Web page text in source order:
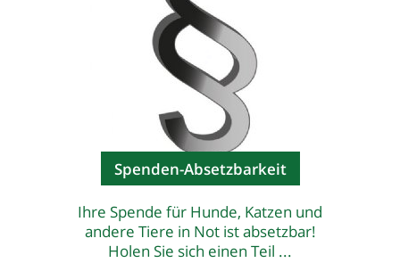
Spenden-Absetzbarkeit
Ihre Spende für Hunde, Katzen und
andere Tiere in Not ist absetzbar!
Holen Sie sich einen Teil ...